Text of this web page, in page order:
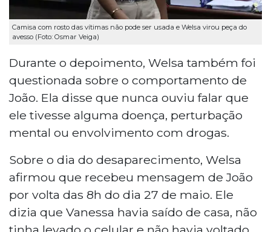
Camisa com rosto das vítimas não pode ser usada e Welsa virou peça do
avesso (Foto: Osmar Veiga)
Durante o depoimento, Welsa também foi
questionada sobre o comportamento de
João. Ela disse que nunca ouviu falar que
ele tivesse alguma doença, perturbação
mental ou envolvimento com drogas.
Sobre o dia do desaparecimento, Welsa
afirmou que recebeu mensagem de João
por volta das 8h do dia 27 de maio. Ele
dizia que Vanessa havia saído de casa, não